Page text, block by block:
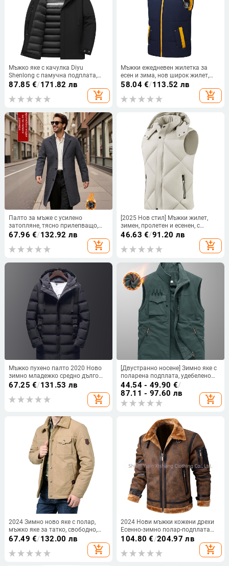
Мъжко яке с качулка Diyu
Shenlong с памучна подплата,
удебелено, висококачествено
зимно, едноцветно, топло, с
памучна подплата, за мъже на
свободно палто
87.85 €/171.82 лв
add_shopping_cart
Мъжки ежедневен жилетка за
есен и зима, нов широк жилет,
външно облекло, модерно
марково памучно удебелено
топло яке за мъже
58.04€/113.52 лв
add_shopping_cart
Палто за мъже с усилено
затопляне, тясно прилепващо,
едноредово копче, яка с
превъртане, средна дължина,
странични джобове
67.96 €/132.92 лв
add_shopping_cart
[2025 Нов стил] Мъжки жилет,
зимен, пролетен и есенен, с
удебелена качулка, свалящ се,
водоустойчив, с цип, европейски
размер, външна търговия
46.63 €/91.20 лв
add_shopping_cart
Мъжко пухено палто 2020 Ново
зимно младежко средно дълго
удебелено модно мъжко палто от
качулка
67.25 €/131.53 лв
add_shopping_cart
[Двустранно носене] Зимно яке с
поларена подплата, удебелено
двустранно носене, мъжко,
свободно, за големи размери
44.54 - 49.90 €/
87.11 - 97.60 лв
add_shopping_cart
2024 Зимно ново яке с полар,
мъжко яке за татко, свободно,
удебелено яке от агнешки полар
67.49 €/132.00 лв
add_shopping_cart
2024 Нови мъжки кожени дрехи
Есенно-зимно полар-подплата
Удебелен кожен косъм Едно
ежедневен мъжки палто
104.80 €/204.97 лв
add_shopping_cart